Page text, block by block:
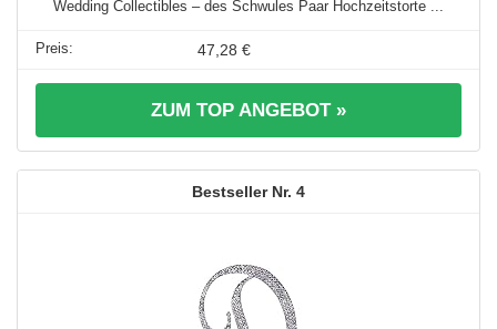
Wedding Collectibles – des Schwules Paar Hochzeitstorte ...
47,28 €
ZUM TOP ANGEBOT »
4